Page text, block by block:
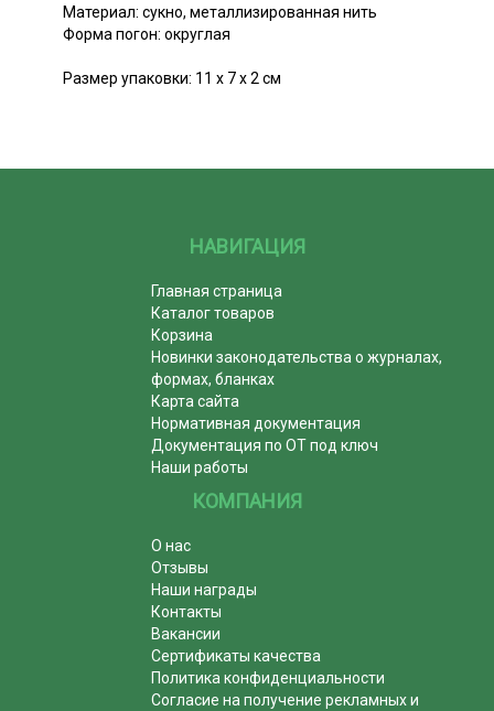
Материал: сукно, металлизированная нить
Форма погон: округлая
Размер упаковки: 11 х 7 х 2 см
НАВИГАЦИЯ
Главная страница
Каталог товаров
Корзина
Новинки законодательства о журналах,
формах, бланках
Карта сайта
Нормативная документация
Документация по ОТ под ключ
Наши работы
КОМПАНИЯ
О нас
Отзывы
Наши награды
Контакты
Вакансии
Сертификаты качества
Политика конфиденциальности
Согласие на получение рекламных и